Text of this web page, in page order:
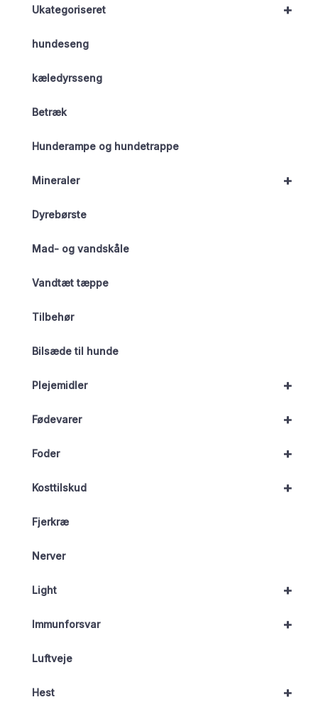
+
Ukategoriseret
hundeseng
kæledyrsseng
Betræk
Hunderampe og hundetrappe
+
Mineraler
Dyrebørste
Mad- og vandskåle
Vandtæt tæppe
Tilbehør
Bilsæde til hunde
+
Plejemidler
+
Fødevarer
+
Foder
+
Kosttilskud
Fjerkræ
Nerver
+
Light
+
Immunforsvar
Luftveje
+
Hest